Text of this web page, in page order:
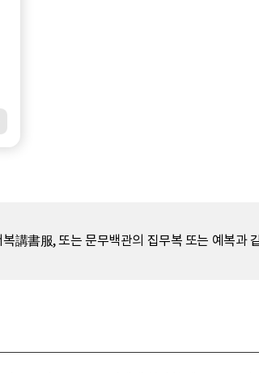
講書服, 또는 문무백관의 집무복 또는 예복과